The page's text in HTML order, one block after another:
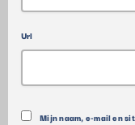
Url
Mijn naam, e-mail en